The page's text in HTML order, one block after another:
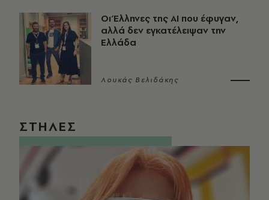
Οι Έλληνες της ΑΙ που έφυγαν,
αλλά δεν εγκατέλειψαν την
Ελλάδα
Λουκάς Βελιδάκης
ΣΤΗΛΕΣ